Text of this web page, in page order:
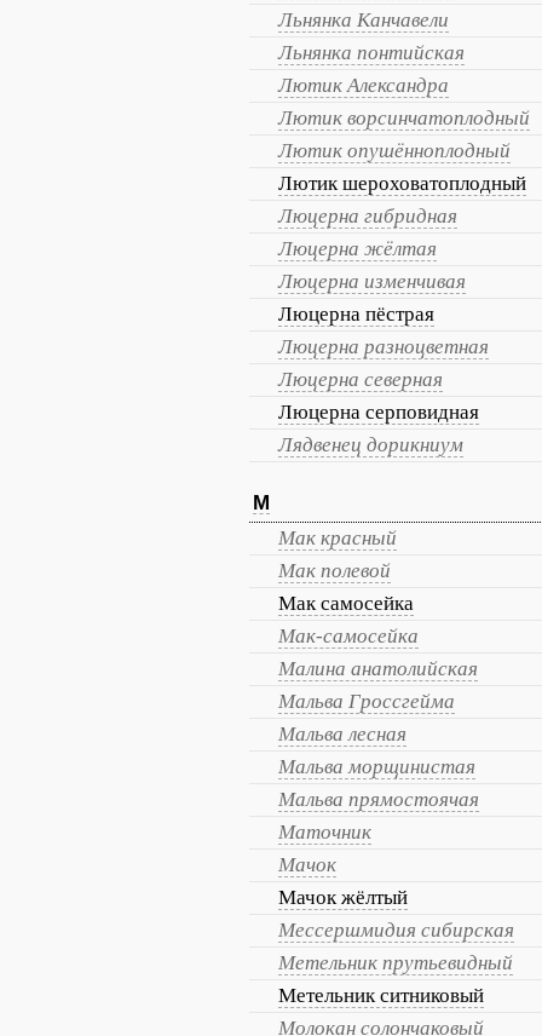
Льнянка Канчавели
Льнянка понтийская
Лютик Александра
Лютик ворсинчатоплодный
Лютик опушённоплодный
Лютик шероховатоплодный
Люцерна гибридная
Люцерна жёлтая
Люцерна изменчивая
Люцерна пёстрая
Люцерна разноцветная
Люцерна северная
Люцерна серповидная
Лядвенец дорикниум
М
Мак красный
Мак полевой
Мак самосейка
Мак-самосейка
Малина анатолийская
Мальва Гроссгейма
Мальва лесная
Мальва морщинистая
Мальва прямостоячая
Маточник
Мачок
Мачок жёлтый
Мессершмидия сибирская
Метельник прутьевидный
Метельник ситниковый
Молокан солончаковый